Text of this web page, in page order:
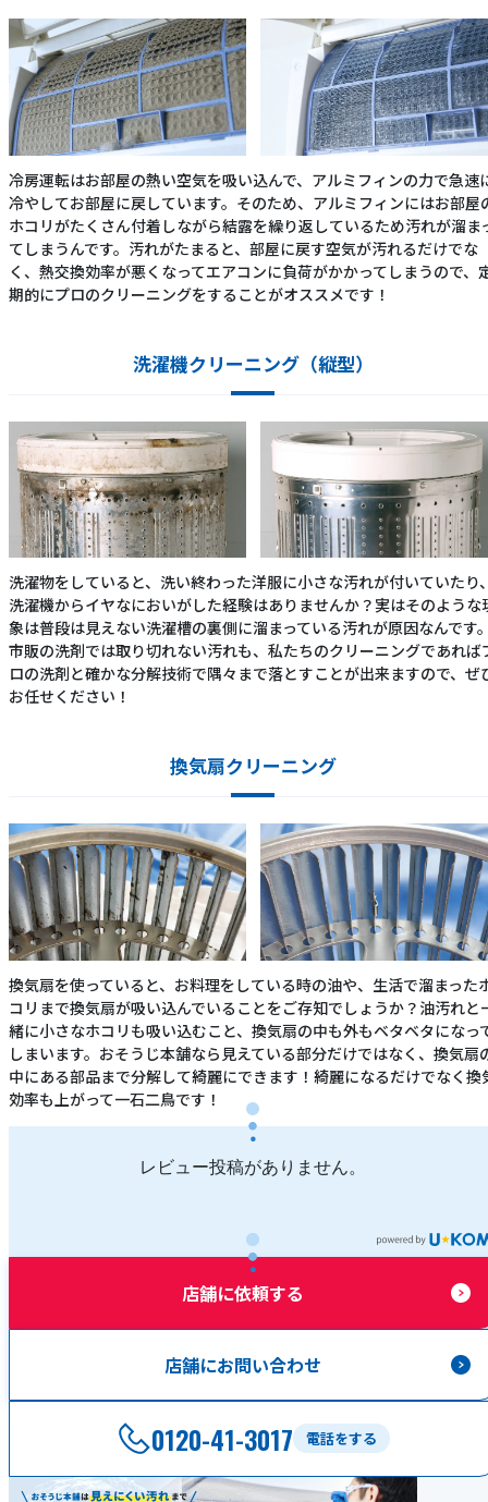
冷房運転はお部屋の熱い空気を吸い込んで、アルミフィンの力で急速
冷やしてお部屋に戻しています。そのため、アルミフィンにはお部屋
ホコリがたくさん付着しながら結露を繰り返しているため汚れが溜ま
てしまうんです。汚れがたまると、部屋に戻す空気が汚れるだけでな
く、熱交換効率が悪くなってエアコンに負荷がかかってしまうので、
期的にプロのクリーニングをすることがオススメです！
洗濯機クリーニング（縦型）
洗濯物をしていると、洗い終わった洋服に小さな汚れが付いていたり
洗濯機からイヤなにおいがした経験はありませんか？実はそのような
象は普段は見えない洗濯槽の裏側に溜まっている汚れが原因なんです
市販の洗剤では取り切れない汚れも、私たちのクリーニングであれば
ロの洗剤と確かな分解技術で隅々まで落とすことが出来ますので、ぜ
お任せください！
換気扇クリーニング
換気扇を使っていると、お料理をしている時の油や、生活で溜まった
コリまで換気扇が吸い込んでいることをご存知でしょうか？油汚れと
緒に小さなホコリも吸い込むこと、換気扇の中も外もベタベタになっ
しまいます。おそうじ本舗なら見えている部分だけではなく、換気扇
中にある部品まで分解して綺麗にできます！綺麗になるだけでなく換
効率も上がって一石二鳥です！
レビュー投稿がありません。
店舗に依頼する
店舗にお問い合わせ
電話をする
0120-41-3017